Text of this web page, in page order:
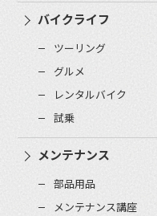
バイクライフ
ツーリング
グルメ
レンタルバイク
試乗
メンテナンス
部品用品
メンテナンス講座